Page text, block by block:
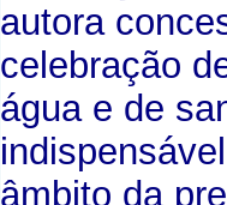
autora
celebração
água e de
âmbito da